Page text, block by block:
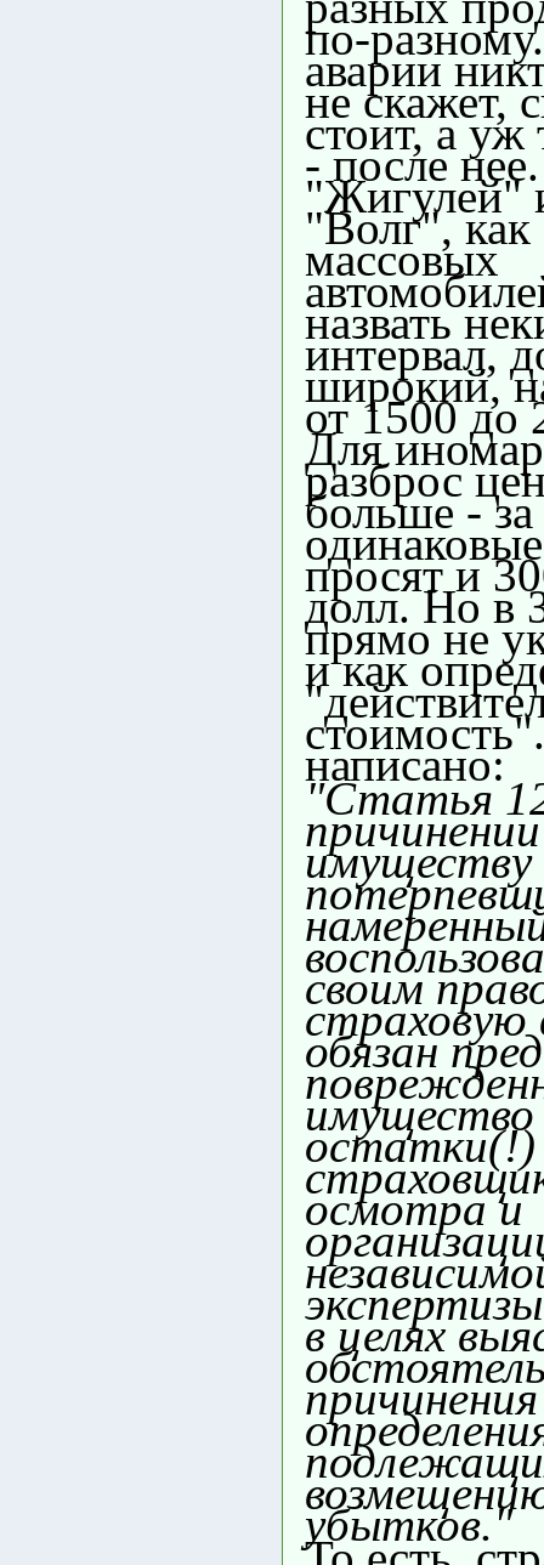
по-
аварии
не скажет,
стоит, а уж
- после
"Жигулей"
"Волг",
массовых
назвать
интервал,
широкий,
от 1500 до
Для
разброс
больше - за
просят и
долл. Но в
прямо не
и как
написано:
"Статья
имуществу
своим
страховую
обязан
имущество
остатки(!)
осмотра и
в целях
убытков."